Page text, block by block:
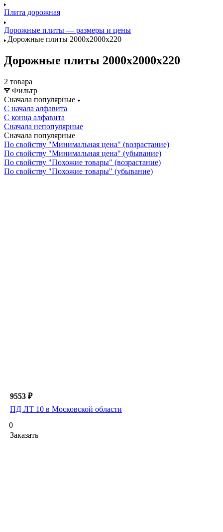
Плита дорожная
Дорожные плиты — размеры и цены
Дорожные плиты 2000х2000х220
Дорожные плиты 2000х2000х220
2 товара
Фильтр
Сначала популярные
С начала алфавита
С конца алфавита
Сначала непопулярные
Сначала популярные
По свойству "Минимальная цена" (возрастание)
По свойству "Минимальная цена" (убывание)
По свойству "Похожие товары" (возрастание)
По свойству "Похожие товары" (убывание)
9553 ₽
ПД ЛТ 10 в Московской области
0
Заказать